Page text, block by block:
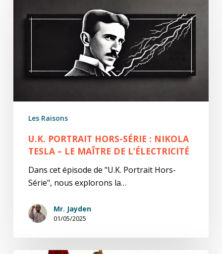
Hors-
Tesla
Le
l’Électricité
Les Raisons
U.K. PORTRAIT HORS-SÉRIE : NIKOLA
TESLA – LE MAÎTRE DE L’ÉLECTRICITÉ
Dans cet épisode de "U.K. Portrait Hors-
Série", nous explorons la…
Mr. Jayden
01/05/2025